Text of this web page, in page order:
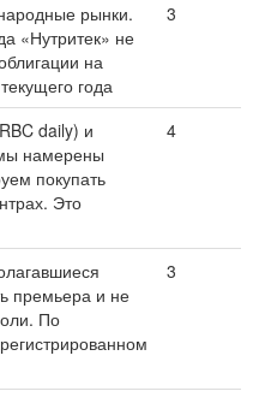
рынки.
«Нутритек» не
на
года
3
daily) и
намерены
покупать
Это
4
премьера и не
По
3